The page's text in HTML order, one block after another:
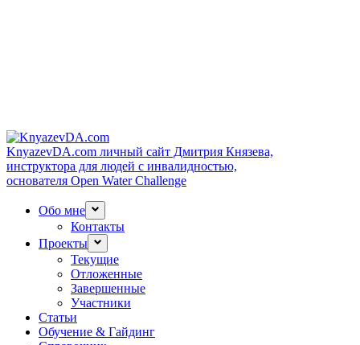
KnyazevDA.com личный сайт Дмитрия Князева,
инструктора для людей с инвалидностью,
основателя Open Water Challenge
Обо мне
Контакты
Проекты
Текущие
Отложенные
Завершенные
Участники
Статьи
Обучение & Гайдинг